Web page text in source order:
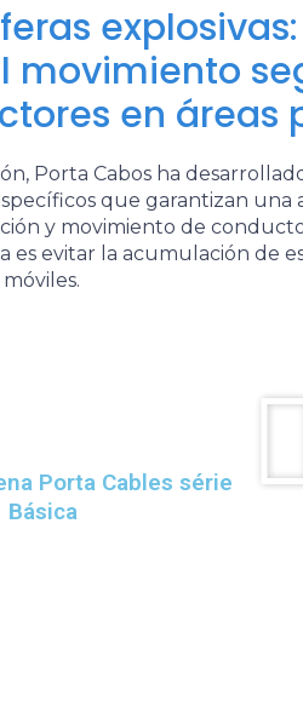
movimiento
en áreas
Porta Cabos ha
que garantizan una
y movimiento de
es evitar la acumulación de
Porta Cables série
Básica